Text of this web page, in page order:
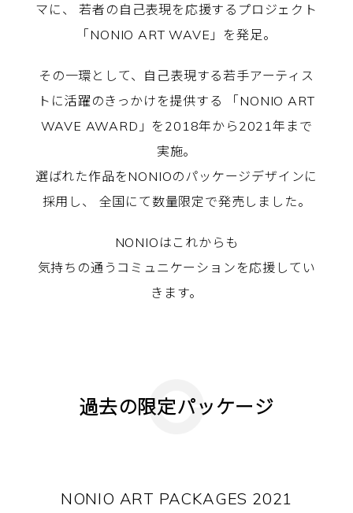
マに、
若者の自己表現を応援するプロジェクト
「NONIO ART WAVE」を発足。
その一環として、自己表現する若手アーティス
トに活躍のきっかけを提供する
「NONIO ART
WAVE AWARD」を2018年から2021年まで
実施。
選ばれた作品をNONIOのパッケージデザインに
採用し、
全国にて数量限定で発売しました。
NONIOはこれからも
気持ちの通うコミュニケーションを応援してい
きます。
過去の限定パッケージ
NONIO ART PACKAGES 2021